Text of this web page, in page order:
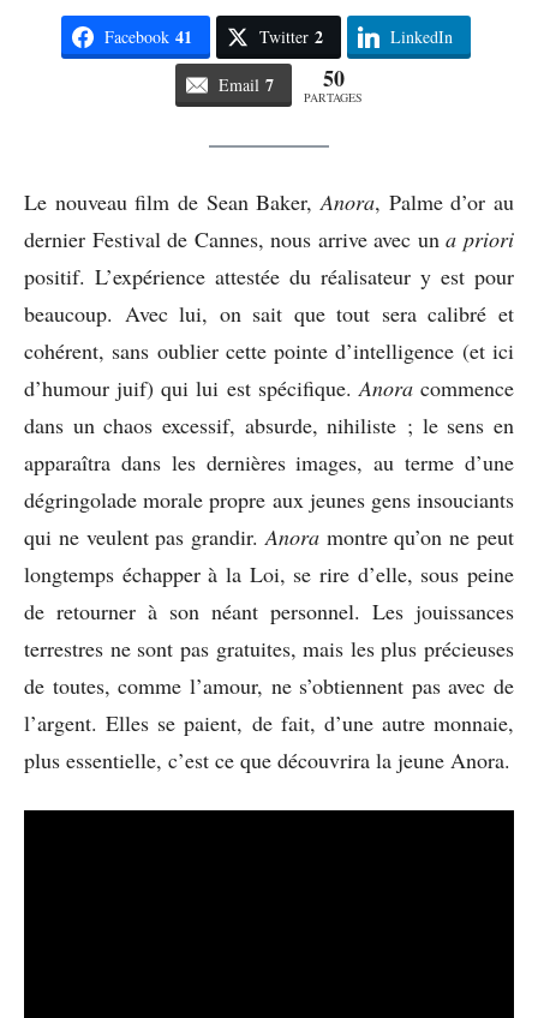
Facebook 41 Twitter 2 LinkedIn
Email 7 50
PARTAGES
Le nouveau film de Sean Baker, Anora, Palme d’or au
dernier Festival de Cannes, nous arrive avec un a priori
positif. L’expérience attestée du réalisateur y est pour
beaucoup. Avec lui, on sait que tout sera calibré et
cohérent, sans oublier cette pointe d’intelligence (et ici
d’humour juif) qui lui est spécifique. Anoracommence
dans un chaos excessif, absurde, nihiliste ; le sens en
apparaîtra dans les dernières images, au terme d’une
dégringolade morale propre aux jeunes gens insouciants
qui ne veulent pas grandir. Anoramontre qu’on ne peut
longtemps échapper à la Loi, se rire d’elle, sous peine
de retourner à son néant personnel. Les jouissances
terrestres ne sont pas gratuites, mais les plus précieuses
de toutes, comme l’amour, ne s’obtiennent pas avec de
l’argent. Elles se paient, de fait, d’une autre monnaie,
plus essentielle, c’est ce que découvrira la jeune Anora.